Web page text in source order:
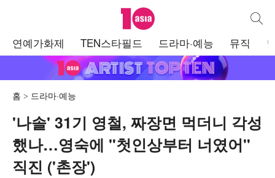
텐아시아 통합
연예가화제 TEN스타필드 드라마·예능 뮤직
홈 드라마·예능
'나솔' 31기 영철, 짜장면 먹더니 각성
했나…영숙에 "첫인상부터 너였어"
직진 ('촌장')